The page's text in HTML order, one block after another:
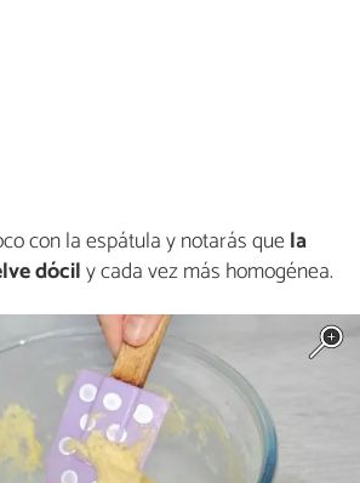
con la espátula y notarás quela
dócily cada vez más homogénea.